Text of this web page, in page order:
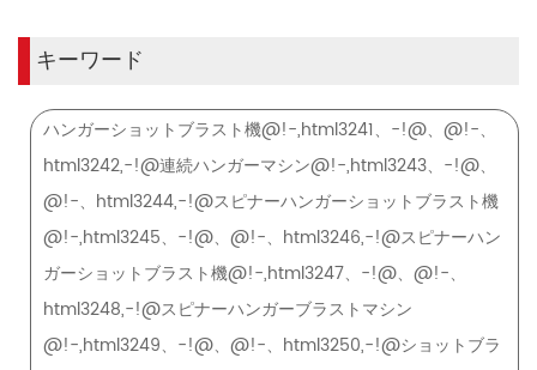
キーワード
ハンガーショットブラスト機@!-,html3241、-!@、@!-、
html3242,-!@連続ハンガーマシン@!-,html3243、-!@、
@!-、html3244,-!@スピナーハンガーショットブラスト機
@!-,html3245、-!@、@!-、html3246,-!@スピナーハン
ガーショットブラスト機@!-,html3247、-!@、@!-、
html3248,-!@スピナーハンガーブラストマシン
@!-,html3249、-!@、@!-、html3250,-!@ショットブラ